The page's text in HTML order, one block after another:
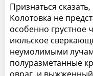
Признаться
Колотовка не
особенно грустное
июльское
неумолимыми
полуразметанные